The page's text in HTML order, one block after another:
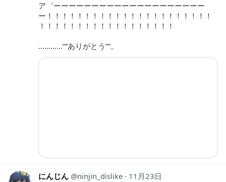
ア゛ーーーーーーーーーーーーーーーーーーーー
ー！！！！！！！！！！！！！！！！！！！！！！
！！！！！！！！！！！！！！！！！！
…………““ありがとう””。
にんじん ninjin_dislike
11月23日